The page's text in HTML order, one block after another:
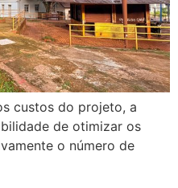
custos do projeto, a
de otimizar os
o número de